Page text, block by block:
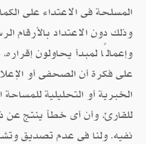
المسلحة فى الاعتداء على
وذلك دون الاعتداد بالأرقام
وإعمالًا لمبدأ يحاولون
على فكرة أن الصحفى أو
الخبرية أو التحليلية
للقارئ، وأن أى خطأ ينتج
نفيه. ولنا فى عدم تصديق